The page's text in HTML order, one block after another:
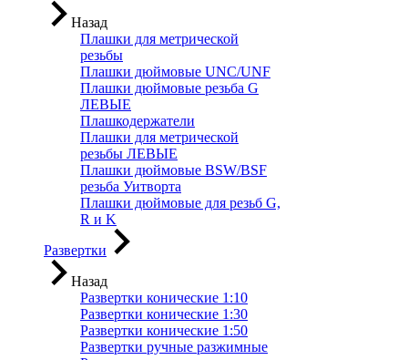
Назад
Плашки для метрической
резьбы
Плашки дюймовые UNC/UNF
Плашки дюймовые резьба G
ЛЕВЫЕ
Плашкодержатели
Плашки для метрической
резьбы ЛЕВЫЕ
Плашки дюймовые BSW/BSF
резьба Уитворта
Плашки дюймовые для резьб G,
R и K
Развертки
Назад
Развертки конические 1:10
Развертки конические 1:30
Развертки конические 1:50
Развертки ручные разжимные